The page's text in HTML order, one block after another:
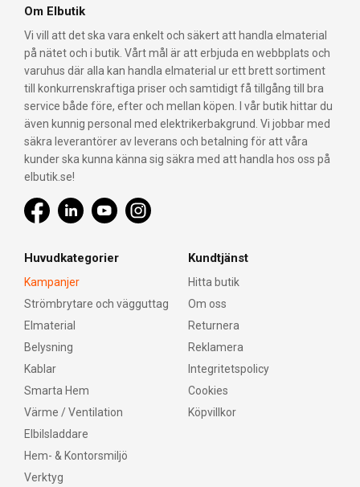
Om Elbutik
Vi vill att det ska vara enkelt och säkert att handla elmaterial
på nätet och i butik. Vårt mål är att erbjuda en webbplats och
varuhus där alla kan handla elmaterial ur ett brett sortiment
till konkurrenskraftiga priser och samtidigt få tillgång till bra
service både före, efter och mellan köpen. I vår butik hittar du
även kunnig personal med elektrikerbakgrund. Vi jobbar med
säkra leverantörer av leverans och betalning för att våra
kunder ska kunna känna sig säkra med att handla hos oss på
elbutik.se!
Huvudkategorier
Kampanjer
Strömbrytare och vägguttag
Elmaterial
Belysning
Kablar
Smarta Hem
Värme / Ventilation
Elbilsladdare
Hem- & Kontorsmiljö
Verktyg
Kundtjänst
Hitta butik
Om oss
Returnera
Reklamera
Integritetspolicy
Cookies
Köpvillkor